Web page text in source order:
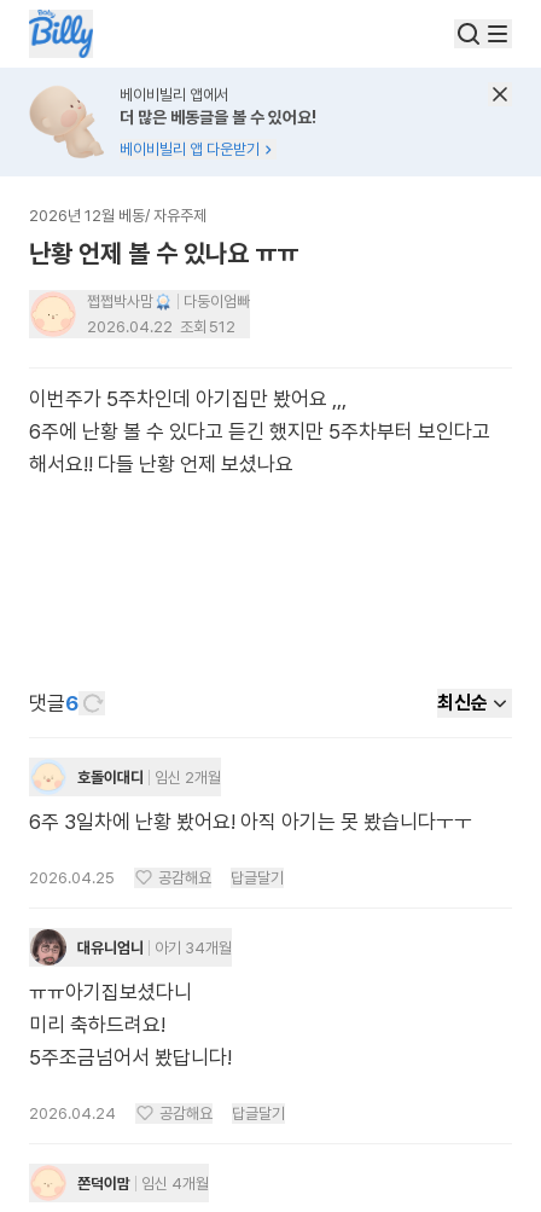
베이비빌리 앱에서
더 많은 베동글을 볼 수 있어요!
베이비빌리 앱 다운받기
2026년 12월 베동/ 자유주제
난황 언제 볼 수 있나요 ㅠㅠ
쩝쩝박사맘
다둥이엄빠
2026.04.22 조회 512
이번주가 5주차인데 아기집만 봤어요 ,,,
6주에 난황 볼 수 있다고 듣긴 했지만 5주차부터 보인다고
해서요!! 다들 난황 언제 보셨나요
댓글6 최신순
호돌이대디 임신 2개월
6주 3일차에 난황 봤어요! 아직 아기는 못 봤습니다ㅜㅜ
2026.04.25 공감해요 답글달기
대유니엄니 아기 34개월
ㅠㅠ아기집보셨다니
미리 축하드려요!
5주조금넘어서 봤답니다!
2026.04.24 공감해요 답글달기
쫀덕이맘 임신 4개월